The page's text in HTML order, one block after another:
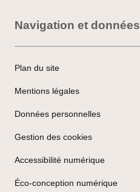
Navigation et données
Plan du site
Mentions légales
Données personnelles
Gestion des cookies
Accessibilité numérique
Éco-conception numérique